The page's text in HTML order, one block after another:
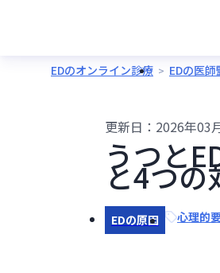
EDのオンライン診療 EDの医
更新日： 2026年03
うつと
と4つ
EDの原因 心理的